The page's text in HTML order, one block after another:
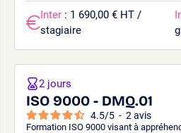
Inter : 1 690,00 € HT /
stagiaire
ISO 9000 - DMQ.01
4.5/5 - 2 avis
Formation ISO 9000 visant à
2 jours